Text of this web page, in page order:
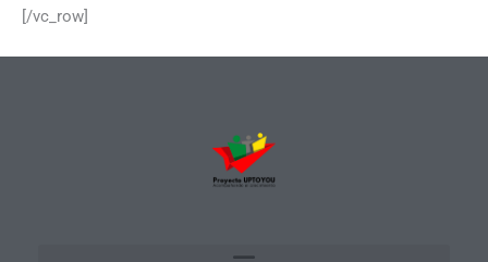
[/vc_row]